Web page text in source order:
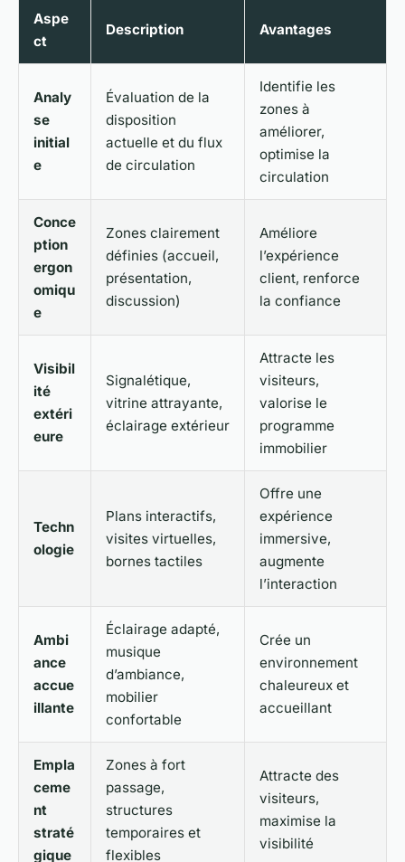
Aspe
ct
Description Avantages
Analy
se
initial
e
Évaluation de la
disposition
actuelle et du flux
de circulation
Identifie les
zones à
améliorer,
optimise la
circulation
Conce
ption
ergon
omiqu
e
Zones clairement
définies (accueil,
présentation,
discussion)
Améliore
l’expérience
client, renforce
la confiance
Visibil
ité
extéri
eure
Signalétique,
vitrine attrayante,
éclairage extérieur
Attracte les
visiteurs,
valorise le
programme
immobilier
Techn
ologie
Plans interactifs,
visites virtuelles,
bornes tactiles
Offre une
expérience
immersive,
augmente
l’interaction
Ambi
ance
accue
illante
Éclairage adapté,
musique
d’ambiance,
mobilier
confortable
Crée un
environnement
chaleureux et
accueillant
Empla
ceme
nt
straté
gique
Zones à fort
passage,
structures
temporaires et
flexibles
Attracte des
visiteurs,
maximise la
visibilité